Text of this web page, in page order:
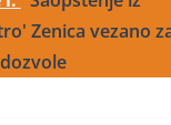
Zenica vezano